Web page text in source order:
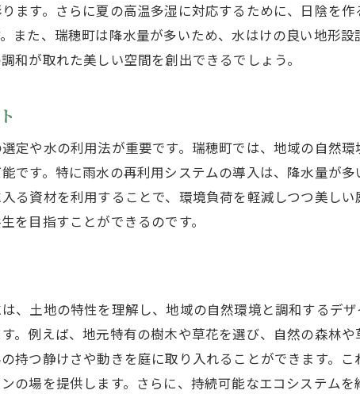
庭に取り入れるべき自生植物
耐寒性と耐暑性を考慮した植物選定
庭の全体調和を目指した植栽計画
自然との調和を考えた庭作り瑞穂町の造園成功事例から学ぶ
成功事例に学ぶ庭設計のポイント
プロが手掛けた庭のデザイン手法
自然との一体感を演出する工夫
東京都西多摩郡瑞穂町での造園魅力的な庭を作る配置のテ
庭のバランスを整える配置の基本
視線誘導を意識したガーデンデザイン
ます。さらに夏の高温多湿に対応するために、日陰を
また、瑞穂町は降水量が多いため、水はけの良い地形
和が取れた美しい空間を創出できるでしょう。
定や水の利用法が重要です。瑞穂町では、地域の自然
です。特に雨水の再利用システムの導入は、降水量が
る資材を利用することで、環境負荷を軽減しつつ美し
を目指すことができるのです。
、土地の特性を理解し、地域の自然環境と調和するデ
。例えば、地元特有の樹木や草花を選び、自然の森林
持つ静けさや動きを庭に取り入れることができます。
の場を提供します。さらに、持続可能なエコシステム